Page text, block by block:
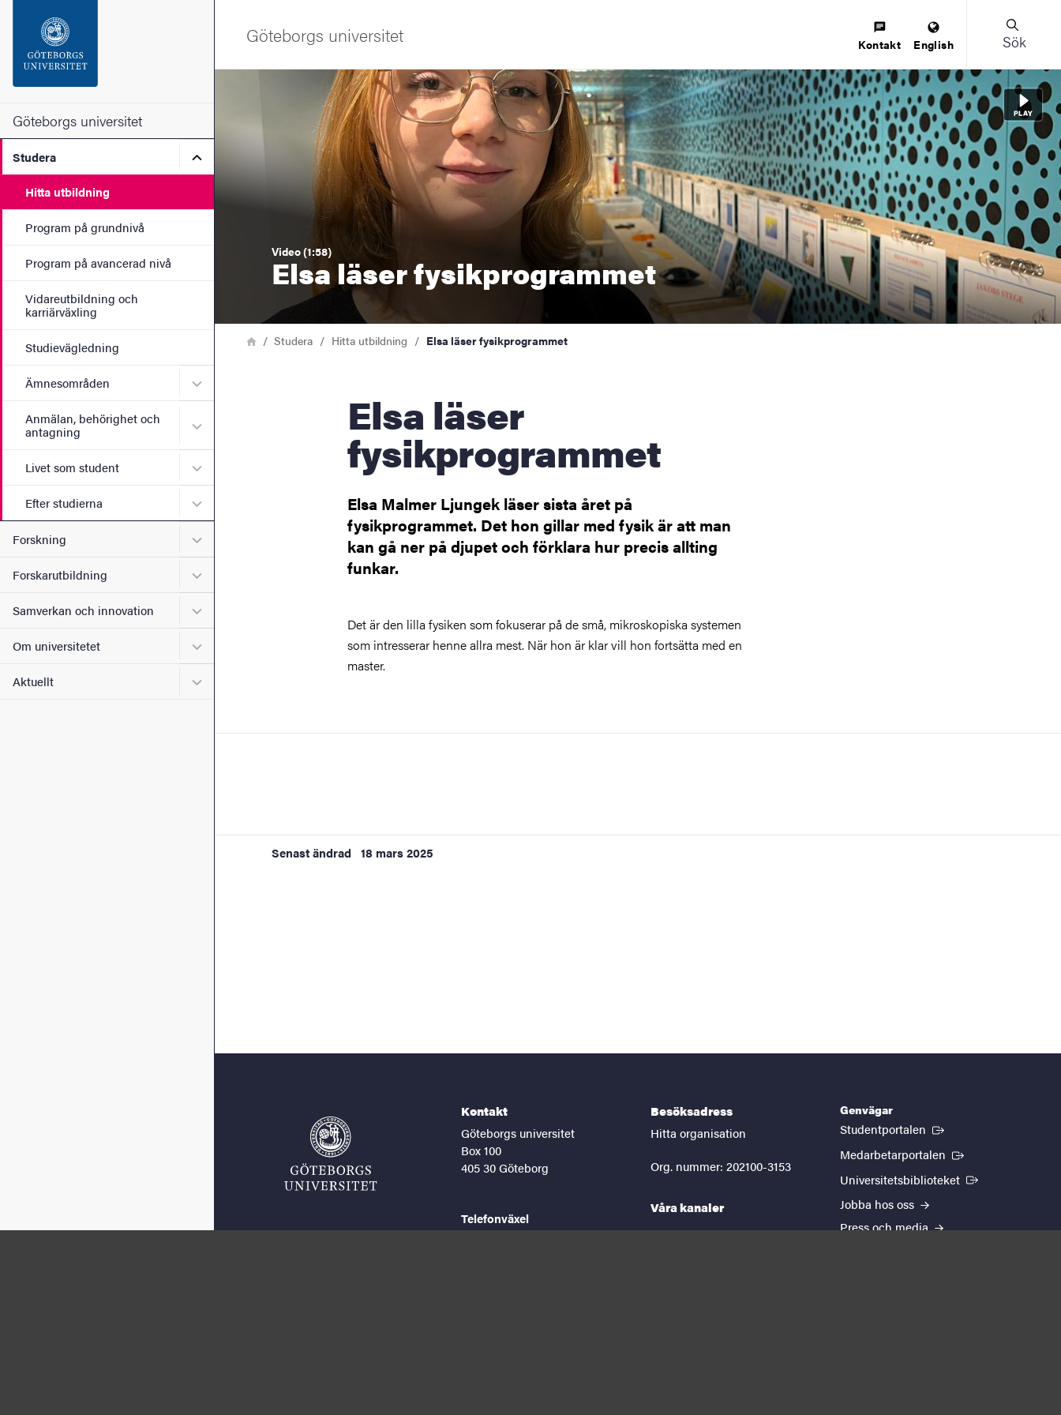
Sidfoten
Om webbplatsen
Göteborgs universitet
Studera Undermeny för Studera
Hitta utbildning
Program på grundnivå
Program på avancerad nivå
Vidareutbildning och
karriärväxling
Studievägledning
Ämnesområden Undermeny för Ämnesområden
Anmälan, behörighet och
antagning
Undermeny för Anmälan, behörighet och antagning
Livet som student Undermeny för Livet som student
Efter studierna Undermeny för Efter studierna
Forskning Undermeny för Forskning
Forskarutbildning Undermeny för Forskarutbildning
Samverkan och innovation Undermeny för Samverkan och innovation
Om universitetet Undermeny för Om universitetet
Aktuellt Undermeny för Aktuellt
Göteborgs universitet Kontakt English Sök
Video (1:58)
Elsa läser fysikprogrammet
Bild
LänkstigHemStudera Hitta utbildning Elsa läser fysikprogrammet
Elsa läser
fysikprogrammet
Elsa Malmer Ljungek läser sista året på
fysikprogrammet. Det hon gillar med fysik är att man
kan gå ner på djupet och förklara hur precis allting
funkar.
Det är den lilla fysiken som fokuserar på de små, mikroskopiska systemen
som intresserar henne allra mest. När hon är klar vill hon fortsätta med en
master.
Senast ändrad 18 mars 2025
Kontakt
Göteborgs universitet
Box 100
405 30 Göteborg
Telefonväxel
031-786 00 00
Besöksadress
Hitta organisation
Org. nummer: 202100-3153
Våra kanaler
Genvägar
Studentportalen (Extern länk)
Medarbetarportalen (Extern länk)
Universitetsbiblioteket (Extern länk)
Jobba hos oss
Press och media